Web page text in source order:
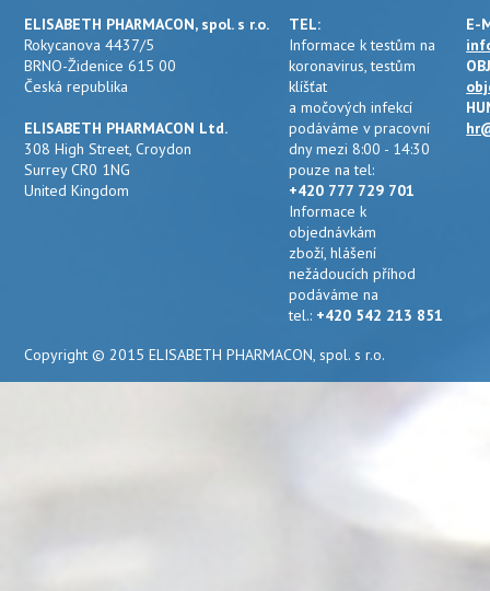
ELISABETH PHARMACON, spol. s r.o.
Rokycanova 4437/5
BRNO-Židenice 615 00
Česká republika
ELISABETH PHARMACON Ltd.
308 High Street, Croydon
Surrey CR0 1NG
United Kingdom
TEL:
Informace k testům na
koronavirus, testům
klíšťat
a močových infekcí
podáváme v pracovní
dny mezi 8:00 - 14:30
pouze na tel:
+420 777 729 701
Informace k
objednávkám
zboží, hlášení
nežádoucích příhod
podáváme na
tel.: +420 542 213 851
E-
Copyright © 2015 ELISABETH PHARMACON, spol. s r.o.